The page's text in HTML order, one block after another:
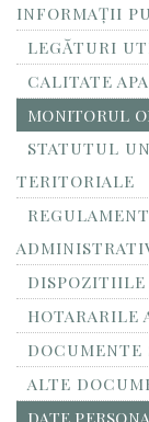
INFORMAŢII
LEGĂTURI
CALITATE APA
MONITORUL
STATUTUL
TERITORIALE
HOTARARILE
ALTE
DATE